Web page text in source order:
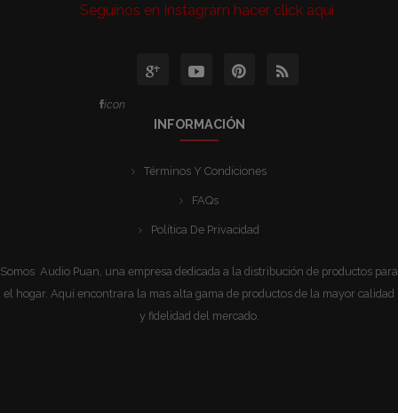
Seguinos en Instagram hacer click aqui
icon
INFORMACIÓN
Términos Y Condiciones
FAQs
Política De Privacidad
Somos Audio Puan, una empresa dedicada a la distribución de productos para
el hogar. Aquí encontrara la mas alta gama de productos de la mayor calidad
y fidelidad del mercado.